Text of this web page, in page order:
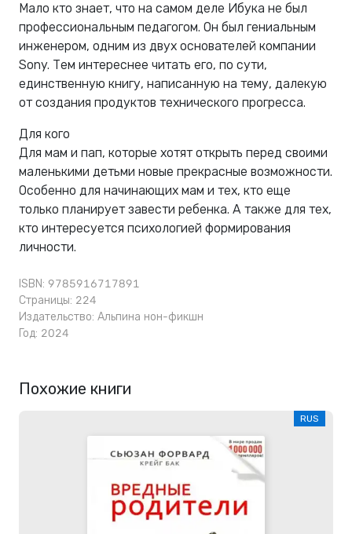
Мало кто знает, что на самом деле Ибука не был
профессиональным педагогом. Он был гениальным
инженером, одним из двух основателей компании
Sony. Тем интереснее читать его, по сути,
единственную книгу, написанную на тему, далекую
от создания продуктов технического прогресса.
Для кого
Для мам и пап, которые хотят открыть перед своими
маленькими детьми новые прекрасные возможности.
Особенно для начинающих мам и тех, кто еще
только планирует завести ребенка. А также для тех,
кто интересуется психологией формирования
личности.
ISBN: 9785916717891
Страницы: 224
Издательство: Альпина нон-фикшн
Год: 2024
Похожие книги
RUS